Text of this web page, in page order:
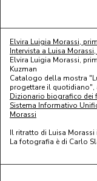
Elvira Luigia Morassi,
Intervista a Luisa
Elvira Luigia Morassi,
Kuzman
Catalogo della mostra
progettare il quotidiano",
Dizionario biografico dei
Sistema Informativo
Morassi
Il ritratto di Luisa Morassi
La fotografia è di Carlo